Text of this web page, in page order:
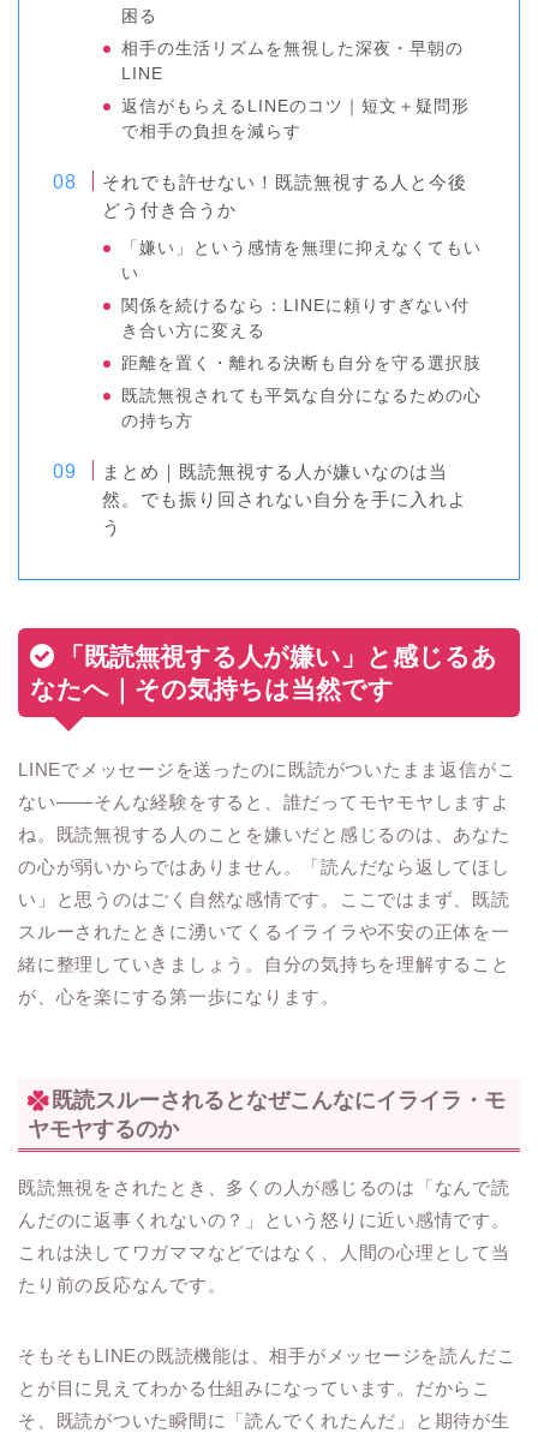
困る
相手の生活リズムを無視した深夜・早朝の
LINE
返信がもらえるLINEのコツ｜短文＋疑問形
で相手の負担を減らす
それでも許せない！既読無視する人と今後
どう付き合うか
「嫌い」という感情を無理に抑えなくてもい
い
関係を続けるなら：LINEに頼りすぎない付
き合い方に変える
距離を置く・離れる決断も自分を守る選択肢
既読無視されても平気な自分になるための心
の持ち方
まとめ｜既読無視する人が嫌いなのは当
然。でも振り回されない自分を手に入れよ
う
「既読無視する人が嫌い」と感じるあ
なたへ｜その気持ちは当然です
LINEでメッセージを送ったのに既読がついたまま返信がこ
ない――そんな経験をすると、誰だってモヤモヤしますよ
ね。既読無視する人のことを嫌いだと感じるのは、あなた
の心が弱いからではありません。「読んだなら返してほし
い」と思うのはごく自然な感情です。ここではまず、既読
スルーされたときに湧いてくるイライラや不安の正体を一
緒に整理していきましょう。自分の気持ちを理解すること
が、心を楽にする第一歩になります。
既読スルーされるとなぜこんなにイライラ・モ
ヤモヤするのか
既読無視をされたとき、多くの人が感じるのは「なんで読
んだのに返事くれないの？」という怒りに近い感情です。
これは決してワガママなどではなく、人間の心理として当
たり前の反応なんです。
そもそもLINEの既読機能は、相手がメッセージを読んだこ
とが目に見えてわかる仕組みになっています。だからこ
そ、既読がついた瞬間に「読んでくれたんだ」と期待が生